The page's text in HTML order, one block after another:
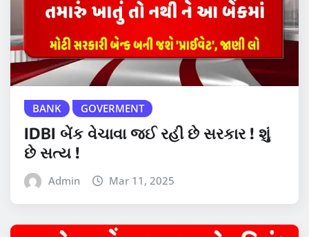
BANK GOVERMENT
IDBI બેંક વેચાવા જઈ રહી છે સરકાર ! શું
છે સત્ય !
Admin Mar 11, 2025